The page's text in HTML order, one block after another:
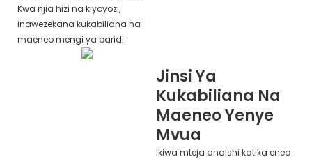
Kwa njia hizi na kiyoyozi,
inawezekana kukabiliana na
maeneo mengi ya baridi
Jinsi Ya
Kukabiliana Na
Maeneo Yenye
Mvua
Ikiwa mteja anaishi katika eneo